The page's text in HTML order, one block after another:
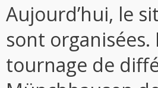
Aujourd’hui, le
sont
tournage de